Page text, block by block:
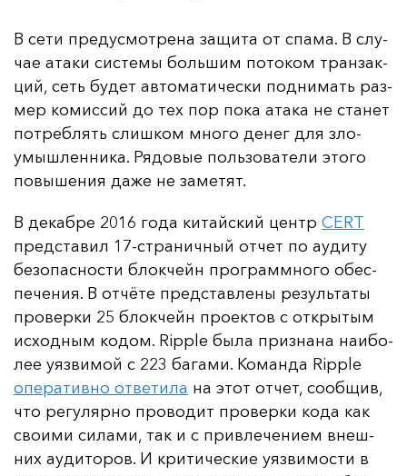
В се­ти пре­дус­мот­ре­на за­щи­та от спа­ма. В слу­
чае ата­ки сис­те­мы боль­шим по­то­ком тран­зак­
ций, сеть бу­дет ав­то­ма­ти­чес­ки под­ни­мать раз­
мер ко­мис­сий до тех пор по­ка ата­ка не ста­нет
пот­реб­лять слиш­ком мно­го де­нег для зло­
умыш­лен­ни­ка. Ря­до­вые поль­зо­ва­те­ли это­го
по­вы­ше­ния да­же не за­ме­тят.
В де­каб­ре 2016 го­да ки­тай­ский центр CERT
пред­ста­вил 17-стра­нич­ный от­чет по а­уди­ту
бе­зо­пас­нос­ти блок­чейн прог­рам­мно­го обес­
пе­че­ния. В от­чё­те пред­став­ле­ны ре­зуль­та­ты
про­вер­ки 25 блок­чейн про­ек­тов с от­кры­тым
ис­ход­ным ко­дом. Ripple бы­ла приз­на­на на­ибо­
лее у­яз­ви­мой с 223 ба­га­ми. Ко­ман­да Ripple
опе­ра­тив­но от­ве­ти­ла на этот от­чет, со­об­щив,
что ре­гу­ляр­но про­во­дит про­вер­ки ко­да как
сво­ими си­ла­ми, так и с прив­ле­че­ни­ем внеш­
них а­уди­то­ров. И кри­ти­чес­кие у­яз­ви­мос­ти в